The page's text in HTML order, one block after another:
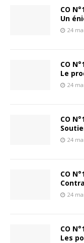
CO
Un
24
CO
Le
24
CO
24
CO
24
CO
Les